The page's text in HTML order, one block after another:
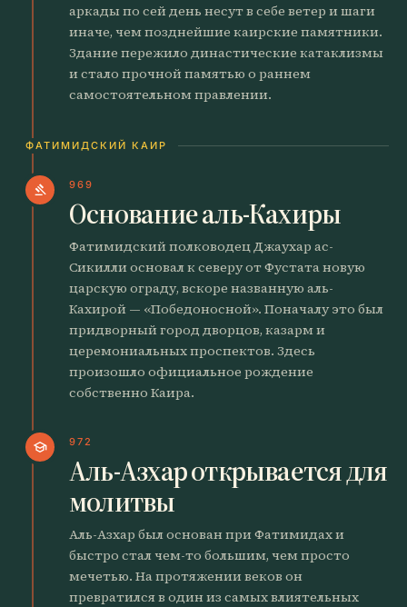
аркады по сей день несут в себе ветер и шаги
иначе, чем позднейшие каирские памятники.
Здание пережило династические катаклизмы
и стало прочной памятью о раннем
самостоятельном правлении.
ФАТИМИДСКИЙ КАИР
gavel 969
Основание аль-Кахиры
Фатимидский полководец Джаухар ас-
Сикилли основал к северу от Фустата новую
царскую ограду, вскоре названную аль-
Кахирой — «Победоносной». Поначалу это был
придворный город дворцов, казарм и
церемониальных проспектов. Здесь
произошло официальное рождение
собственно Каира.
school 972
Аль-Азхар открывается для
молитвы
Аль-Азхар был основан при Фатимидах и
быстро стал чем-то большим, чем просто
мечетью. На протяжении веков он
превратился в один из самых влиятельных